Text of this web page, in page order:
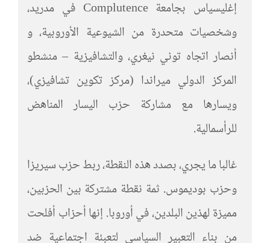
إغليسياس بجامعة Complutence في مدريد،
وشخصيات متحدرة من الشيوعية الأوروبية، و
أنصار اتجاه توني نيغري، والتشافيزية – منشطو
المركز الدولي ميراندا (مركز تكوين تشافيزي)،
ويسارها مع مشاركة حزب اليسار المناهض
للرأسمالية.
غالبا ما يجري، بصدد هذه النقطة، ربط حزب سيريزا
وحزب بوديموس. ثمة نقطة مشتركة بين الحزبين،
مميزة لهذين البلدين، في أوروبا. إنها أحزاب أفلحت
من بناء التعبير السياسي لتعبئة اجتماعية ضد